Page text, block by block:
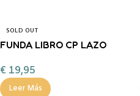
SOLD OUT
FUNDA LIBRO CP LAZO
€ 19,95
Leer Más